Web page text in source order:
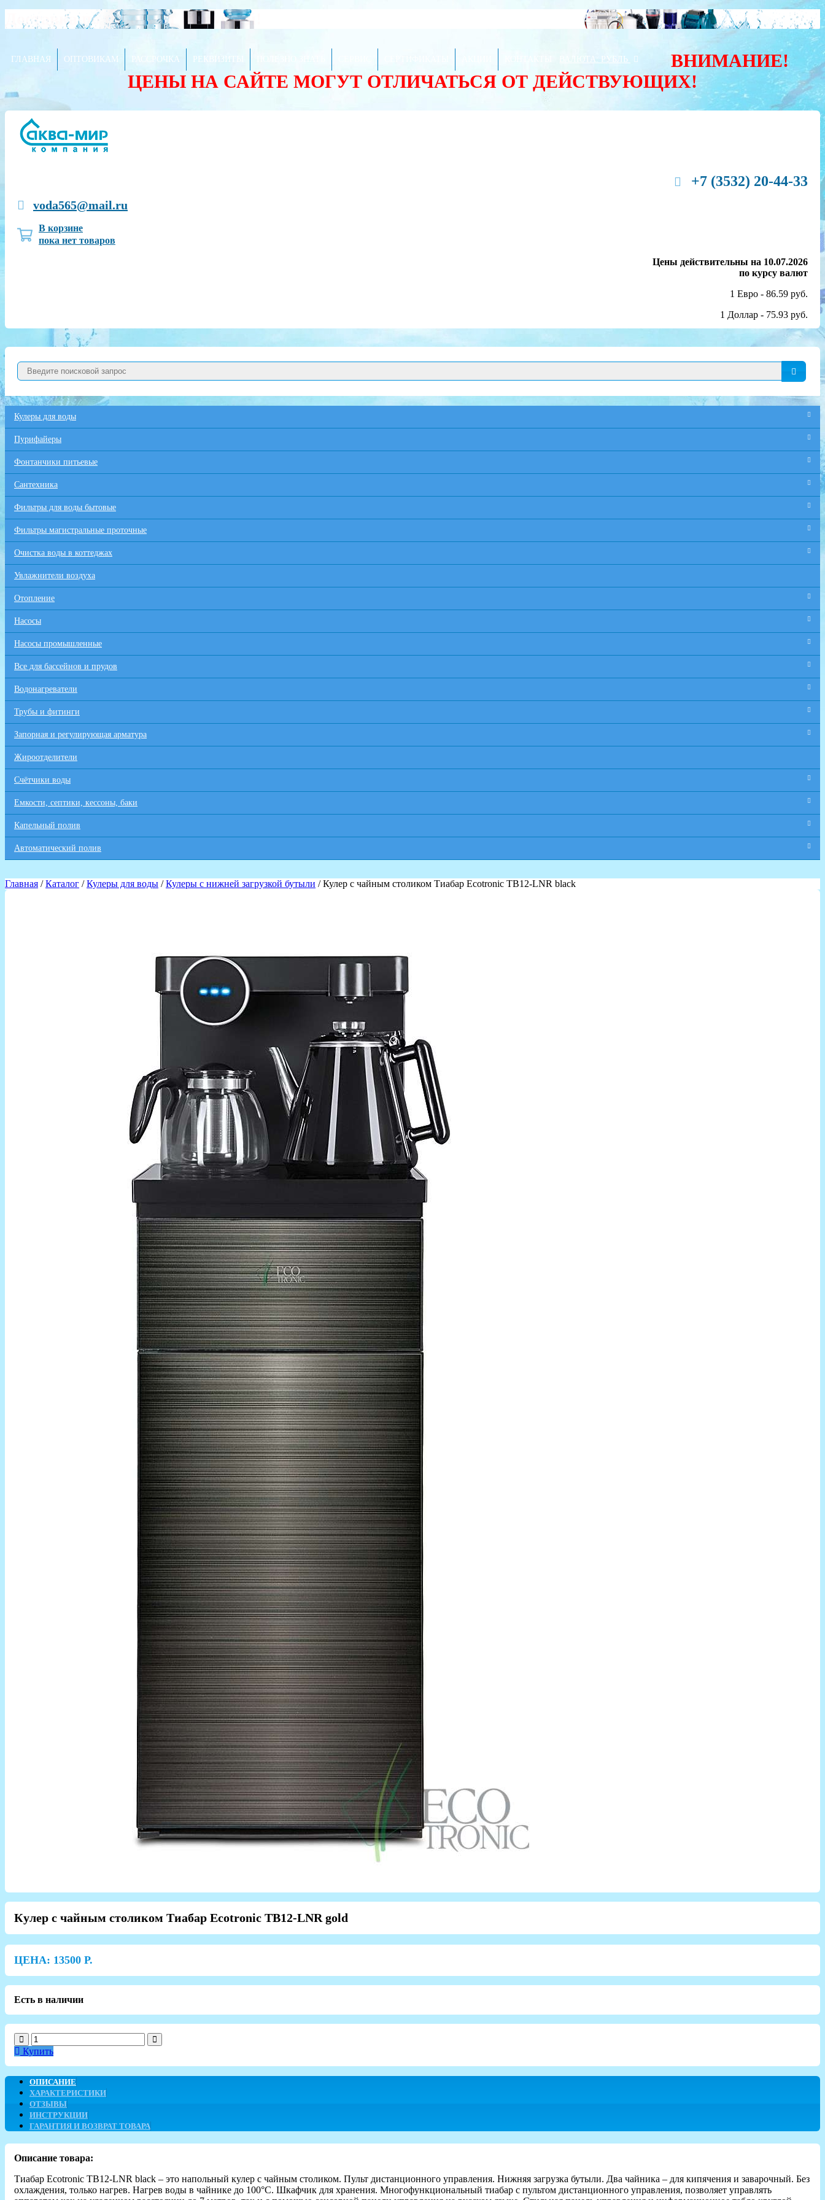
Доставка по городу от 80 рублей!
ГЛАВНАЯ ОПТОВИКАМ РАССРОЧКА РЕКВИЗИТЫ ВАЛЮТА: РУБЛЬ
ВНИМАНИЕ!
ЦЕНЫ НА САЙТЕ МОГУТ ОТЛИЧАТЬСЯ ОТ ДЕЙСТВУЮЩИХ!
+7 (3532) 20-44-33
voda565@mail.ru
В корзине
пока нет товаров
Цены действительны на 10.07.2026
по курсу валют
1 Евро - 86.59 руб.
1 Доллар - 75.93 руб.
Кулеры для воды
Пурифайеры
Фонтанчики питьевые
Сантехника
Фильтры для воды бытовые
Фильтры магистральные проточные
Очистка воды в коттеджах
Увлажнители воздуха
Отопление
Насосы
Насосы промышленные
Все для бaссейнов и прудов
Водонагреватели
Трубы и фитинги
Запорная и регулирующая арматура
Жироотделители
Счётчики воды
Емкости, септики, кессоны, баки
Капельный полив
Автоматический полив
Главная /Каталог /Кулеры для воды /Кулеры с нижней загрузкой бутыли / Кулер с чайным столиком Тиабар Ecotronic TB12-LNR black
Кулер с чайным столиком Тиабар Ecotronic TB12-LNR gold
ЦЕНА: 13500 Р.
Есть в наличии
Купить
ОПИСАНИЕ
ХАРАКТЕРИСТИКИ
ОТЗЫВЫ
ИНСТРУКЦИИ
ГАРАНТИЯ И ВОЗВРАТ ТОВАРА
Описание товара:
Тиабар Ecotronic TB12-LNR black – это напольный кулер с чайным столиком. Пульт дистанционного управления. Нижняя загрузка бутыли. Два чайника – для кипячения и заварочный. Без
охлаждения, только нагрев. Нагрев воды в чайнике до 100°С. Шкафчик для хранения. Многофункциональный тиабар с пультом дистанционного управления, позволяет управлять